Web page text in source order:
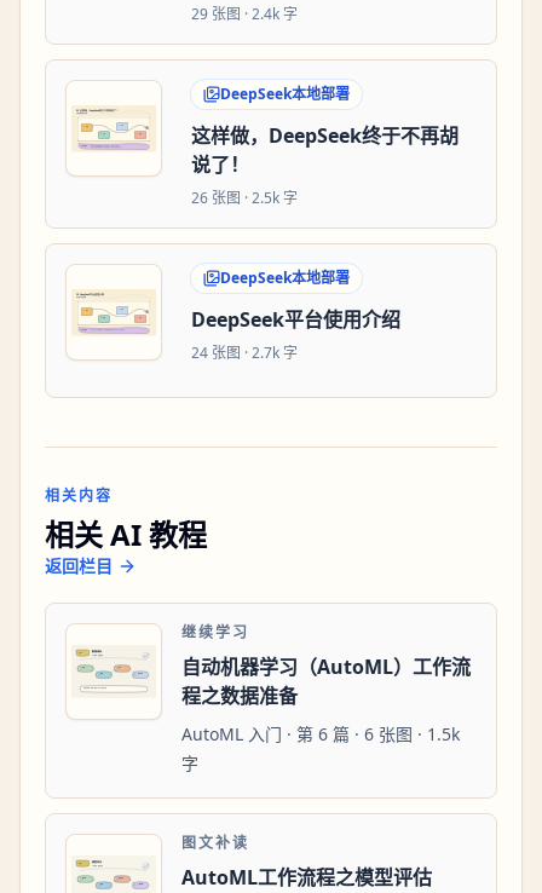
29 张图 ·2.4k 字
DeepSeek本地部署
这样做，DeepSeek终于不再胡
说了！
26 张图 ·2.5k 字
DeepSeek本地部署
DeepSeek平台使用介绍
24 张图 ·2.7k 字
相关内容
相关 AI 教程
返回栏目
继续学习
自动机器学习（AutoML）工作流
程之数据准备
AutoML 入门 · 第 6 篇 · 6 张图 · 1.5k
字
图文补读
AutoML工作流程之模型评估